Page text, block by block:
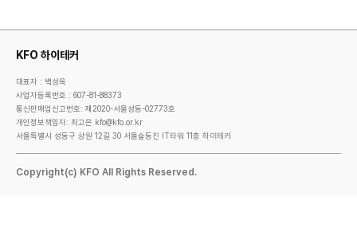
KFO 하이테커
대표자 : 백성욱
사업자등록번호 : 607-81-88373
통신판매업신고번호: 제2020-서울성동-02773호
개인정보책임자: 최고은 kfo@kfo.or.kr
서울특별시 성동구 상원 12길 30 서울숲동진 IT타워 11층 하이테커
Copyright(c) KFO All Rights Reserved.